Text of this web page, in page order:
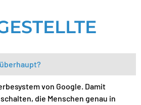
von Google. Damit
die Menschen genau in